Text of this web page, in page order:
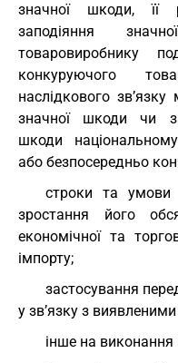
значної шкоди, її
заподіяння
товаровиробнику
конкуруючого
наслідкового
значної шкоди чи
шкоди
або безпосередньо
строки та умови
зростання його
економічної та
імпорту;
застосування
у зв’язку з
інше на виконання